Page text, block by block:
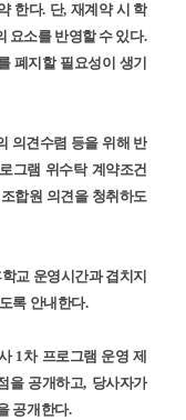
한다. 단, 재계약 시 학
요소를 반영할 수 있다.
폐지할 필요성이 생기
의견수렴 등을 위해 반
그램 위수탁 계약조건
합원 의견을 청취하도
교 운영시간과 겹치지
록 안내한다.
1차 프로그램 운영 제
을 공개하고, 당사자가
공개한다.